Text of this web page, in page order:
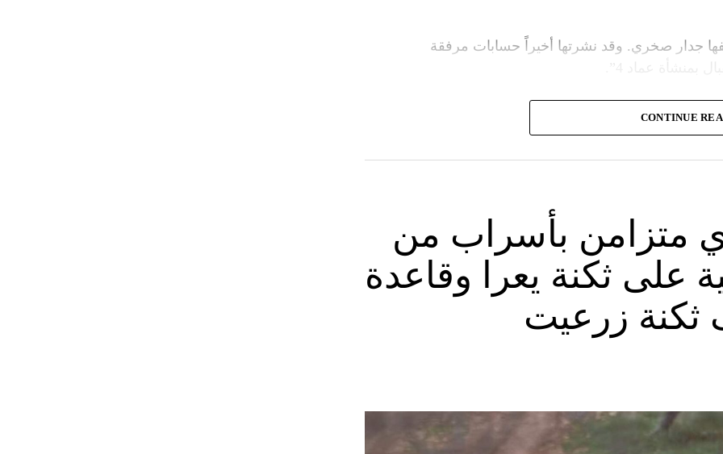
جدار صخري. وقد نشرتها أخيراً حسابات مرفقة
منشأة عسكرية تحمل اسم “عماد 4″، نسبة الى القائد العسكري في “الحزب” عماد مغنية الذي
CONTINUE
متزامن بأسراب من
على ثكنة يعرا وقاعدة
زرعيت